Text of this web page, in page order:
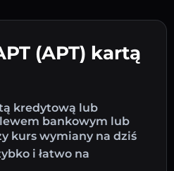
(APT) kartą
kredytową lub
bankowym lub
kurs wymiany na dziś
i łatwo na